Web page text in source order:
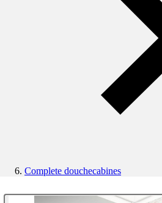
Complete douchecabines